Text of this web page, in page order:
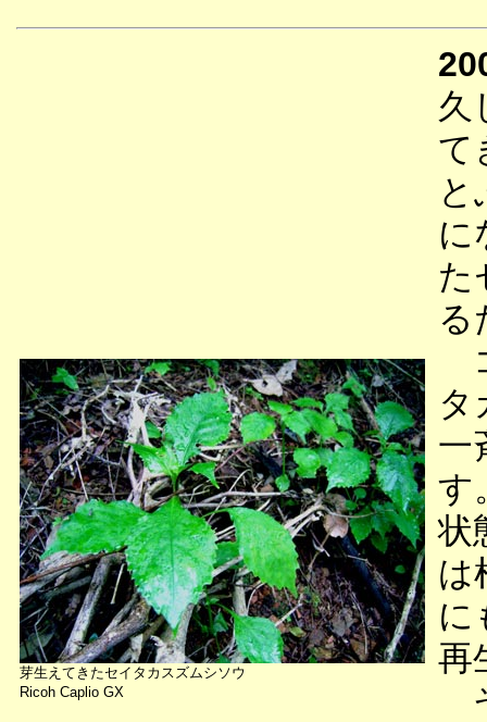
芽生えてきたセイタカスズムシソウ
Ricoh Caplio GX
久
て
と
に
た
る
タ
一
す
状
は
に
再